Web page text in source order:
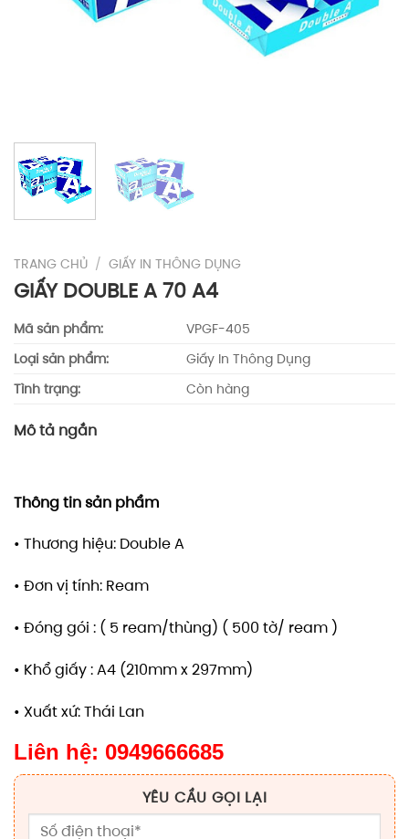
TRANG CHỦ / GIẤY IN THÔNG DỤNG
GIẤY DOUBLE A 70 A4
Mã sản phẩm:
VPGF-405
Loại sản phẩm:
Giấy In Thông Dụng
Tình trạng:
Còn hàng
Mô tả ngắn
Thông tin sản phẩm
• Thương hiệu: Double A
• Đơn vị tính: Ream
• Đóng gói : ( 5 ream/thùng) ( 500 tờ/ ream )
• Khổ giấy : A4 (210mm x 297mm)
• Xuất xứ: Thái Lan
Liên hệ: 0949666685
YÊU CẦU GỌI LẠI